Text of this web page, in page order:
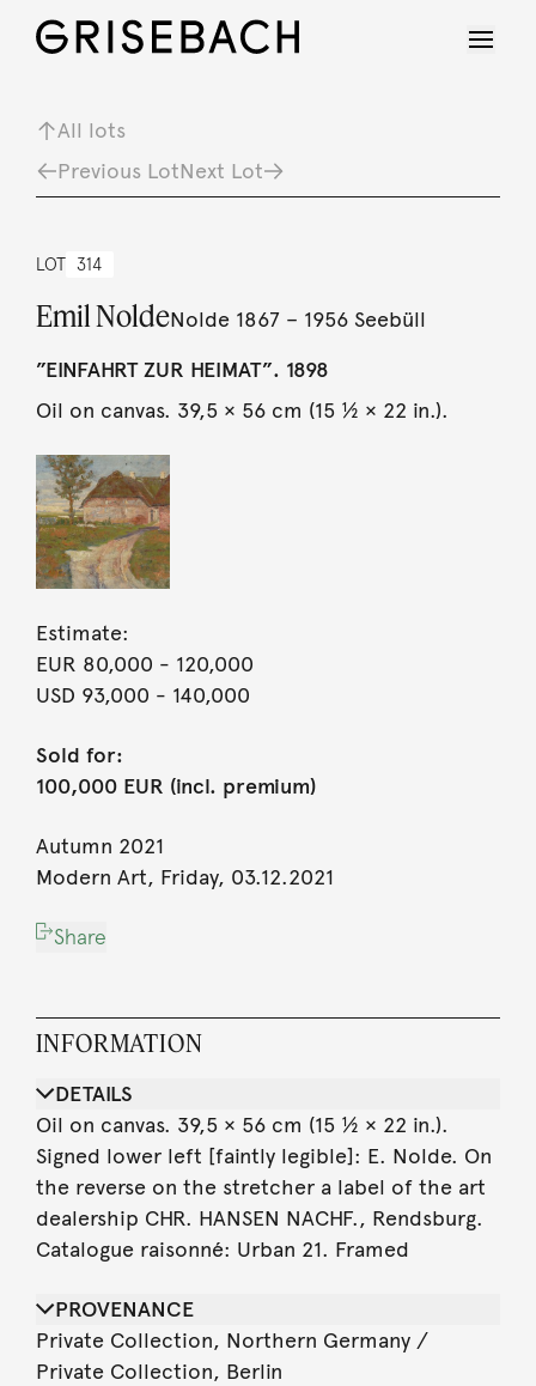
All lots
Previous LotNext Lot
LOT 314
Emil NoldeNolde 1867 – 1956 Seebüll
”EINFAHRT ZUR HEIMAT”. 1898
Oil on canvas. 39,5 × 56 cm (15 ½ × 22 in.).
Estimate:
EUR 80,000 - 120,000
USD 93,000 - 140,000
Sold for:
100,000 EUR (incl. premium)
Autumn 2021
Modern Art, Friday, 03.12.2021
Share
INFORMATION
DETAILS
Oil on canvas. 39,5 × 56 cm (15 ½ × 22 in.).
Signed lower left [faintly legible]: E. Nolde. On
the reverse on the stretcher a label of the art
dealership CHR. HANSEN NACHF., Rendsburg.
Catalogue raisonné: Urban 21. Framed
PROVENANCE
Private Collection, Northern Germany /
Private Collection, Berlin